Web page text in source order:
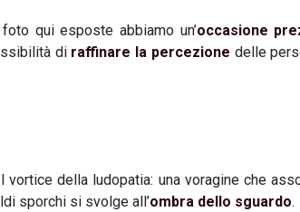
qui esposte abbiamo un’occasione
di raffinare la percezione delle
vortice della ludopatia: una voragine che
sporchi si svolge all’ombra dello sguardo.